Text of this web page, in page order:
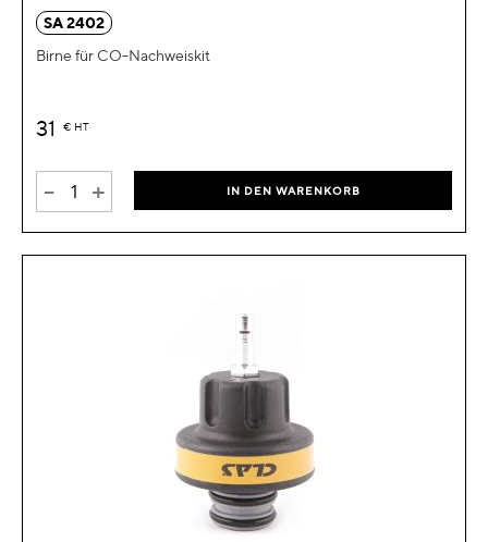
SA 2402
Birne für CO-Nachweiskit
31 € HT
- + IN DEN WARENKORB